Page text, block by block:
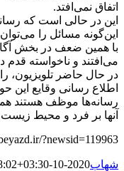
اتفاق نمی‌افتد.
این در حالی است که
این‌گونه مسائل را
با همین ضعف در بخش
می‌افتند و ناخواسته
در حال حاضر تلویزیون،
اطلاع رسانی وقایع این
رسانه‌ها‌ موظف هستند
آنها بر فرد و محیط
?newsid=119963
شهاب2020-10-30T00:28:02+03:30